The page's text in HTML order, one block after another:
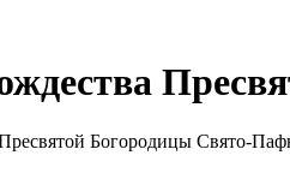
Богородицы Свято-